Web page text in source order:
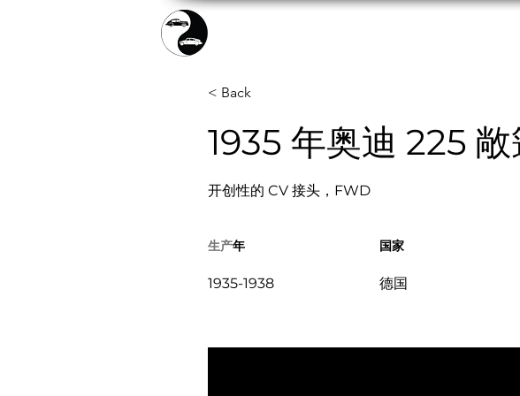
< Back
1935 年奥迪 225
开创性的 CV 接头，FWD
生产年
1935-1938
国家
德国